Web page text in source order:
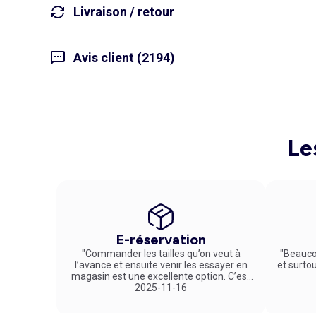
Livraison / retour
Avis client (2194)
E-réservation
"Commander les tailles qu’on veut à
l’avance et ensuite venir les essayer en
magasin est une excellente option. C’est
un service vraiment pratique et agréable
2025-11-16
et